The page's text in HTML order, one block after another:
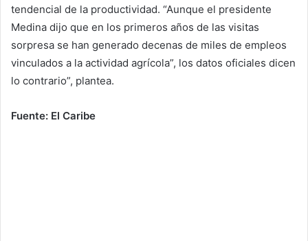
tendencial de la productividad. “Aunque el presidente
Medina dijo que en los primeros años de las visitas
sorpresa se han generado decenas de miles de empleos
vinculados a la actividad agrícola”, los datos oficiales dicen
lo contrario”, plantea.
Fuente: El Caribe